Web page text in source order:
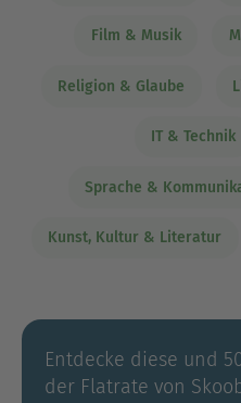
wie Yuval Noah Harari,
überraschenden
und interessanten
Film & Musik
Religion & Glaube
IT & Technik
Sprache &
Kunst, Kultur & Literatur
Entdecke diese und
der Flatrate von